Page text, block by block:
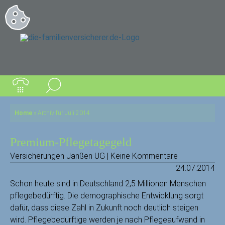
Home » Archiv für Juli 2014
Premium-Pflegetagegeld
Versicherungen Janßen UG | Keine Kommentare
24.07.2014
Schon heute sind in Deutschland 2,5 Millionen Menschen
pflegebedürftig. Die demographische Entwicklung sorgt
dafür, dass diese Zahl in Zukunft noch deutlich steigen
wird. Pflegebedürftige werden je nach Pflegeaufwand in